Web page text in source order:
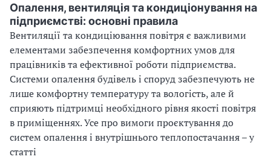
Опалення, вентиляція та кондиціонування на
підприємстві: основні правила
Вентиляції та кондиціювання повітря є важливими
елементами забезпечення комфортних умов для
працівників та ефективної роботи підприємства.
Системи опалення будівель і споруд забезпечують не
лише комфортну температуру та вологість, але й
сприяють підтримці необхідного рівня якості повітря
в приміщеннях. Усе про вимоги проєктування до
систем опалення і внутрішнього теплопостачання – у
статті